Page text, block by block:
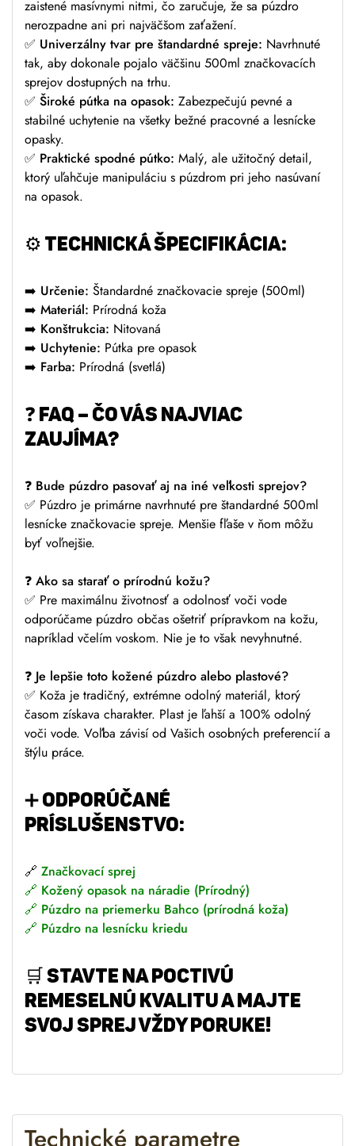
zaistené masívnymi nitmi, čo zaručuje, že sa púzdro
nerozpadne ani pri najväčšom zaťažení.
✅ Univerzálny tvar pre štandardné spreje: Navrhnuté
tak, aby dokonale pojalo väčšinu 500ml značkovacích
sprejov dostupných na trhu.
✅ Široké pútka na opasok: Zabezpečujú pevné a
stabilné uchytenie na všetky bežné pracovné a lesnícke
opasky.
✅ Praktické spodné pútko: Malý, ale užitočný detail,
ktorý uľahčuje manipuláciu s púzdrom pri jeho nasúvaní
na opasok.
⚙️ TECHNICKÁ ŠPECIFIKÁCIA:
➡️ Určenie: Štandardné značkovacie spreje (500ml)
➡️ Materiál: Prírodná koža
➡️ Konštrukcia: Nitovaná
➡️ Uchytenie: Pútka pre opasok
➡️ Farba: Prírodná (svetlá)
❓ FAQ – ČO VÁS NAJVIAC
ZAUJÍMA?
❓ Bude púzdro pasovať aj na iné veľkosti sprejov?
✅ Púzdro je primárne navrhnuté pre štandardné 500ml
lesnícke značkovacie spreje. Menšie fľaše v ňom môžu
byť voľnejšie.
❓ Ako sa starať o prírodnú kožu?
✅ Pre maximálnu životnosť a odolnosť voči vode
odporúčame púzdro občas ošetriť prípravkom na kožu,
napríklad včelím voskom. Nie je to však nevyhnutné.
❓ Je lepšie toto kožené púzdro alebo plastové?
✅ Koža je tradičný, extrémne odolný materiál, ktorý
časom získava charakter. Plast je ľahší a 100% odolný
voči vode. Voľba závisí od Vašich osobných preferencií a
štýlu práce.
➕ODPORÚČANÉ
PRÍSLUŠENSTVO:
🔗 Značkovací sprej
🔗 Kožený opasok na náradie (Prírodný)
🔗 Púzdro na priemerku Bahco (prírodná koža)
🔗 Púzdro na lesnícku kriedu
🛒Stavte na poctivú
remeselnú kvalitu a majte
svoj sprej vždy poruke!
Technické parametre